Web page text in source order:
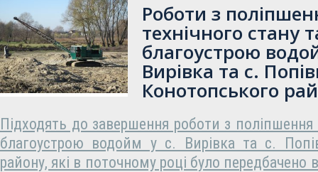
Роботи з
технічного стану
благоустрою
Вирівка та с.
Конотопського
Підходять до завершення роботи з поліпшення
благоустрою водойм у с. Вирівка та с.
району, які в поточному році було передбачено